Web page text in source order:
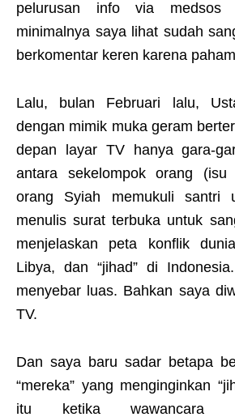
pelurusan info via medsos
minimalnya saya lihat sudah
berkomentar keren karena
Lalu, bulan Februari lalu,
dengan mimik muka geram
depan layar TV hanya gara-
antara sekelompok orang (isu
orang Syiah memukuli santri
menulis surat terbuka untuk
menjelaskan peta konflik
Libya, dan “jihad” di
menyebar luas. Bahkan saya
TV.
Dan saya baru sadar betapa
“mereka” yang menginginkan
itu ketika wawancara